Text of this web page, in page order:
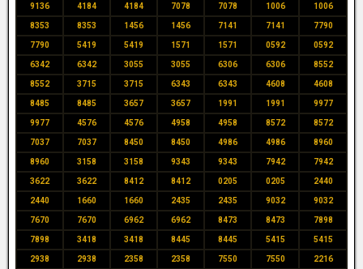
9136 4184 4184 7078 7078 1006 1006
8353 8353 1456 1456 7141 7141 7790
7790 5419 5419 1571 1571 0592 0592
6342 6342 3055 3055 6306 6306 8552
8552 3715 3715 6343 6343 4608 4608
8485 8485 3657 3657 1991 1991 9977
9977 4576 4576 4958 4958 8572 8572
7037 7037 8450 8450 4986 4986 8960
8960 3158 3158 9343 9343 7942 7942
3622 3622 8412 8412 0205 0205 2440
2440 1660 1660 2435 2435 9032 9032
7670 7670 6962 6962 8473 8473 7898
7898 3418 3418 8445 8445 5415 5415
2938 2938 2358 2358 7550 7550 2216